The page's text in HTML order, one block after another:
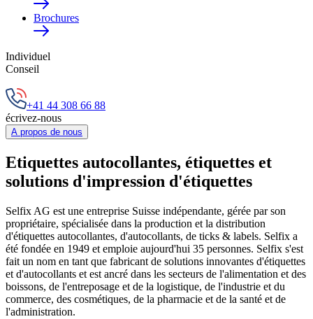
Brochures
Individuel
Conseil
+41 44 308 66 88
écrivez-nous
A propos de nous
Etiquettes autocollantes, étiquettes et
solutions d'impression d'étiquettes
Selfix AG est une entreprise Suisse indépendante, gérée par son
propriétaire, spécialisée dans la production et la distribution
d'étiquettes autocollantes, d'autocollants, de ticks & labels. Selfix a
été fondée en 1949 et emploie aujourd'hui 35 personnes. Selfix s'est
fait un nom en tant que fabricant de solutions innovantes d'étiquettes
et d'autocollants et est ancré dans les secteurs de l'alimentation et des
boissons, de l'entreposage et de la logistique, de l'industrie et du
commerce, des cosmétiques, de la pharmacie et de la santé et de
l'administration.